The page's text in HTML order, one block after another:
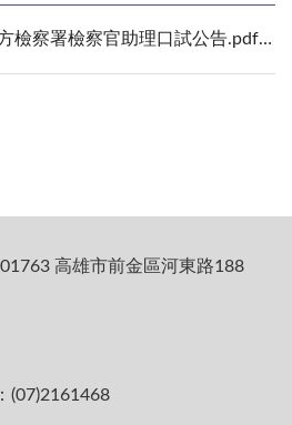
檢察署檢察官助理口試公告.pdf 147
高雄市前金區河東路188
(07)2161468